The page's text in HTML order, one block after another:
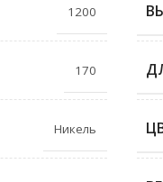
1200
170
Никель